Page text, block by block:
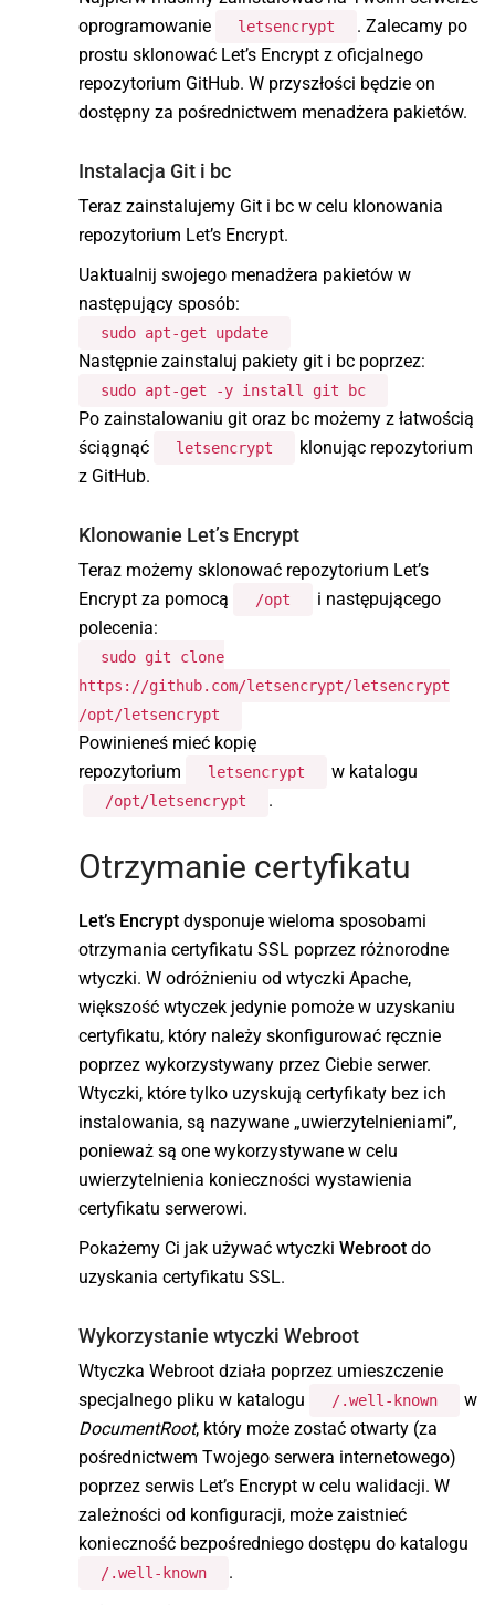
oprogramowanie
letsencrypt
. Zalecamy po
prostu sklonować Let’s Encrypt z oficjalnego
repozytorium GitHub. W przyszłości będzie on
dostępny za pośrednictwem menadżera pakietów.
Instalacja Git i bc
Teraz zainstalujemy Git i bc w celu klonowania
repozytorium Let’s Encrypt.
Uaktualnij swojego menadżera pakietów w
następujący sposób:
sudo apt-get update
Następnie zainstaluj pakiety git i bc poprzez:
sudo apt-get -y install git bc
Po zainstalowaniu git oraz bc możemy z łatwością
ściągnąć
letsencrypt
klonując repozytorium
z GitHub.
Klonowanie Let’s Encrypt
Teraz możemy sklonować repozytorium Let’s
Encrypt za pomocą
/opt
i następującego
polecenia:
sudo git clone
https://github.com/letsencrypt/letsencrypt
/opt/letsencrypt
Powinieneś mieć kopię
repozytorium
letsencrypt w katalogu
/opt/letsencrypt .
Otrzymanie certyfikatu
Let’s Encrypt dysponuje wieloma sposobami
otrzymania certyfikatu SSL poprzez różnorodne
wtyczki. W odróżnieniu od wtyczki Apache,
większość wtyczek jedynie pomoże w uzyskaniu
certyfikatu, który należy skonfigurować ręcznie
poprzez wykorzystywany przez Ciebie serwer.
Wtyczki, które tylko uzyskują certyfikaty bez ich
instalowania, są nazywane „uwierzytelnieniami”,
ponieważ są one wykorzystywane w celu
uwierzytelnienia konieczności wystawienia
certyfikatu serwerowi.
Pokażemy Ci jak używać wtyczki Webroot do
uzyskania certyfikatu SSL.
Wykorzystanie wtyczki Webroot
Wtyczka Webroot działa poprzez umieszczenie
specjalnego pliku w katalogu
/.well-known
w
DocumentRoot, który może zostać otwarty (za
pośrednictwem Twojego serwera internetowego)
poprzez serwis Let’s Encrypt w celu walidacji. W
zależności od konfiguracji, może zaistnieć
konieczność bezpośredniego dostępu do katalogu
/.well-known
.